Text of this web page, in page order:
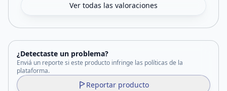
Ver todas las valoraciones
¿Detectaste un problema?
Enviá un reporte si este producto infringe las políticas de la
plataforma.
Reportar producto